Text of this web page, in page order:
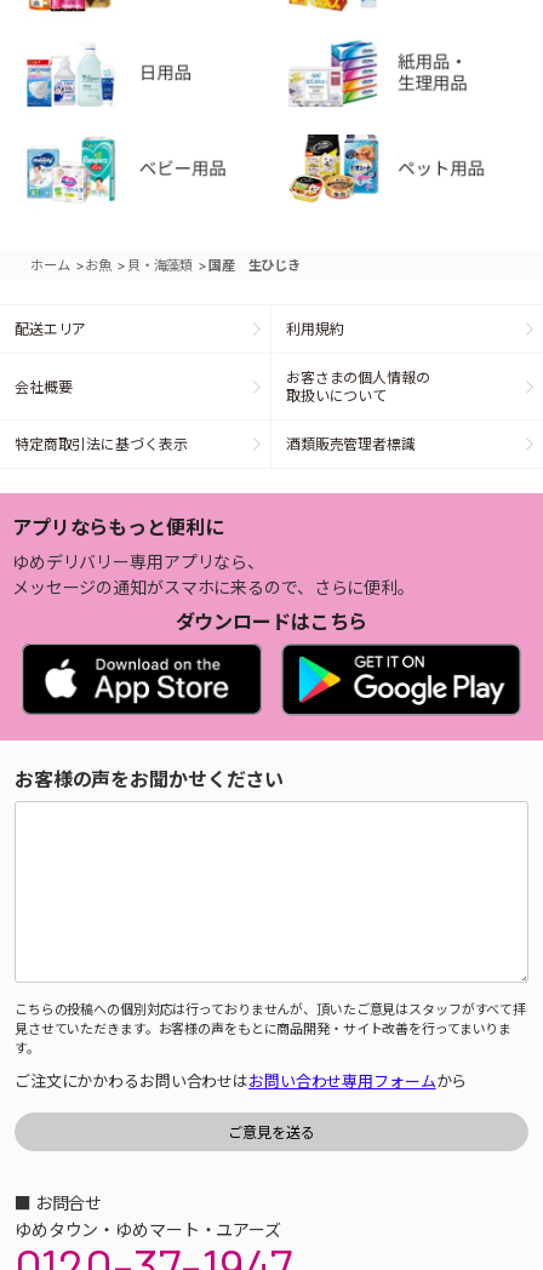
ホーム >お魚 > 貝・海藻類 > 国産 生ひじき
配送エリア 利用規約
会社概要
お客さまの個人情報の
取扱いについて
特定商取引法に基づく表示 酒類販売管理者標識
アプリならもっと便利に
ゆめデリバリー専用アプリなら、
メッセージの通知がスマホに来るので、さらに便利。
ダウンロードはこちら
お客様の声をお聞かせください
こちらの投稿への個別対応は行っておりませんが、頂いたご意見はスタッフがすべて拝
見させていただきます。お客様の声をもとに商品開発・サイト改善を行ってまいりま
す。
ご注文にかかわるお問い合わせはお問い合わせ専用フォームから
■ お問合せ
ゆめタウン・ゆめマート・ユアーズ